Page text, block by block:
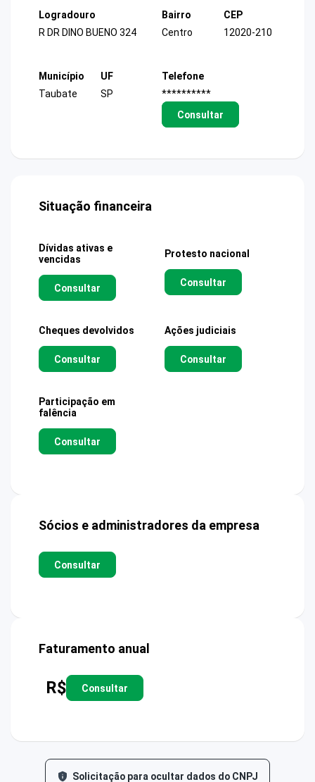
Logradouro
R DR DINO BUENO 324
Bairro
Centro
CEP
12020-210
Município
Taubate
UF
SP
Telefone
**********
Consultar
Situação financeira
Dívidas ativas e
vencidas
Consultar
Protesto nacional
Consultar
Cheques devolvidos
Consultar
Ações judiciais
Consultar
Participação em
falência
Consultar
Sócios e administradores da empresa
Consultar
Faturamento anual
R$ Consultar
Solicitação para ocultar dados do CNPJ